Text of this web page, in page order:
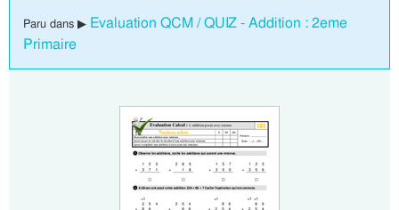
Paru dans ▶ Evaluation QCM / QUIZ - Addition : 2eme
Primaire